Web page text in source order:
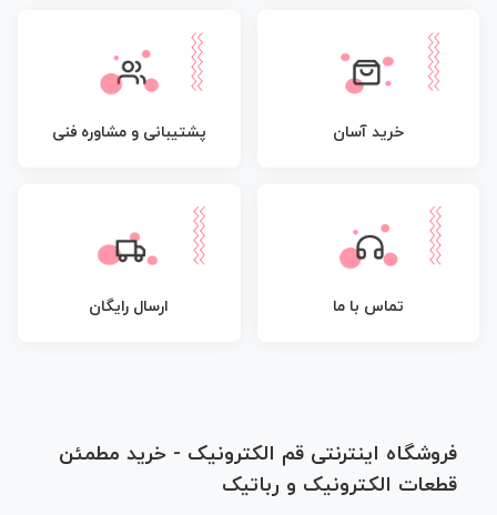
خرید آسان پشتیبانی و مشاوره فنی
تماس با ما ارسال رایگان
فروشگاه اینترنتی قم الکترونیک - خرید مطمئن
قطعات الکترونیک و رباتیک